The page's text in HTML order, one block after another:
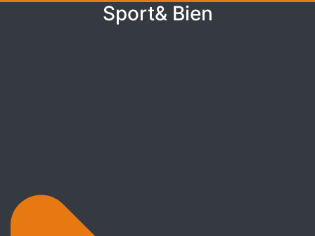
Sport& Bien